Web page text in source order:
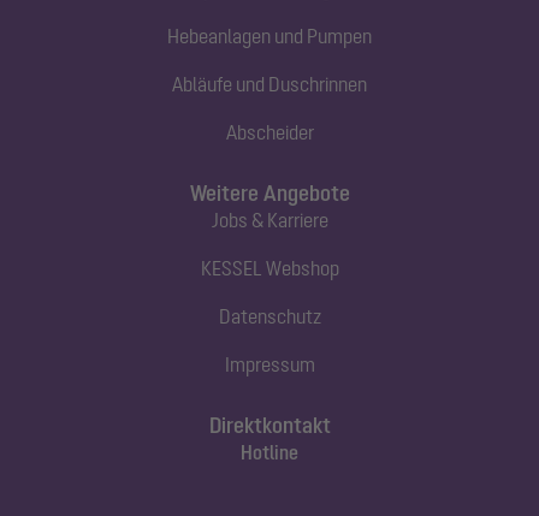
Hebeanlagen und Pumpen
Abläufe und Duschrinnen
Abscheider
Direktkontakt
Hotline
Weitere Angebote
Jobs & Karriere
KESSEL Webshop
Datenschutz
Impressum